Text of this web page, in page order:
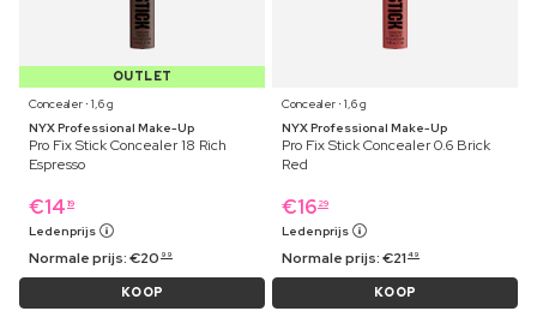
OUTLET
Concealer ⋅ 1,6 g
NYX Professional Make-Up
Pro Fix Stick Concealer 18 Rich
Espresso
€14 19
Ledenprijs
Normale prijs:€20 99
KOOP
Concealer ⋅ 1,6 g
NYX Professional Make-Up
Pro Fix Stick Concealer 0.6 Brick
Red
€16 29
Ledenprijs
Normale prijs:€21 49
KOOP